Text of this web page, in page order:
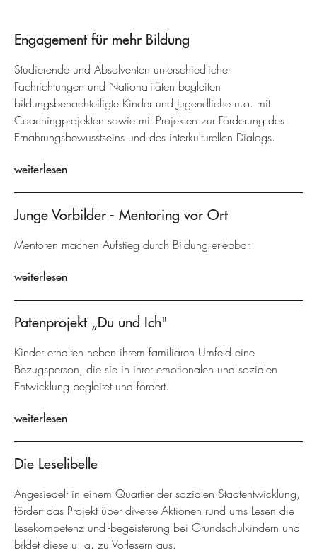
Engagement für mehr Bildung
Studierende und Absolventen unterschiedlicher
Fachrichtungen und Nationalitäten begleiten
bildungsbenachteiligte Kinder und Jugendliche u.a. mit
Coachingprojekten sowie mit Projekten zur Förderung des
Ernährungsbewusstseins und des interkulturellen Dialogs.
weiterlesen
Junge Vorbilder - Mentoring vor Ort
Mentoren machen Aufstieg durch Bildung erlebbar.
weiterlesen
Patenprojekt „Du und Ich"
Kinder erhalten neben ihrem familiären Umfeld eine
Bezugsperson, die sie in ihrer emotionalen und sozialen
Entwicklung begleitet und fördert.
weiterlesen
Die Leselibelle
Angesiedelt in einem Quartier der sozialen Stadtentwicklung,
fördert das Projekt über diverse Aktionen rund ums Lesen die
Lesekompetenz und -begeisterung bei Grundschulkindern und
bildet diese u. a. zu Vorlesern aus.